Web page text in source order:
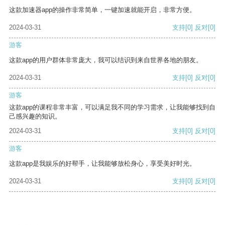
这款加速器app的操作非常简单，一键加速就能开启，非常方便。
2024-03-31 支持[0] 反对[0]
游客
这款app的用户群体非常庞大，我可以结识到来自世界各地的朋友。
2024-03-31 支持[0] 反对[0]
游客
这款app的课程非常丰富，可以满足我不同的学习需求，让我能够找到自
己感兴趣的知识。
2024-03-31
支持[0] 反对[0]
游客
这款app是我娱乐的好帮手，让我能够放松身心，享受美好时光。
2024-03-31 支持[0] 反对[0]